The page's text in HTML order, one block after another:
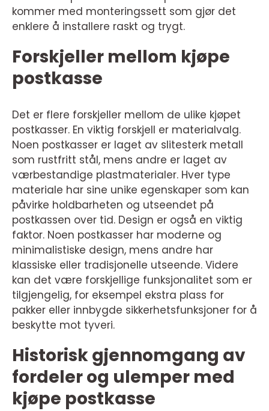
kommer med monteringssett som gjør det
enklere å installere raskt og trygt.
Forskjeller mellom kjøpe
postkasse
Det er flere forskjeller mellom de ulike kjøpet
postkasser. En viktig forskjell er materialvalg.
Noen postkasser er laget av slitesterk metall
som rustfritt stål, mens andre er laget av
værbestandige plastmaterialer. Hver type
materiale har sine unike egenskaper som kan
påvirke holdbarheten og utseendet på
postkassen over tid. Design er også en viktig
faktor. Noen postkasser har moderne og
minimalistiske design, mens andre har
klassiske eller tradisjonelle utseende. Videre
kan det være forskjellige funksjonalitet som er
tilgjengelig, for eksempel ekstra plass for
pakker eller innbygde sikkerhetsfunksjoner for å
beskytte mot tyveri.
Historisk gjennomgang av
fordeler og ulemper med
kjøpe postkasse